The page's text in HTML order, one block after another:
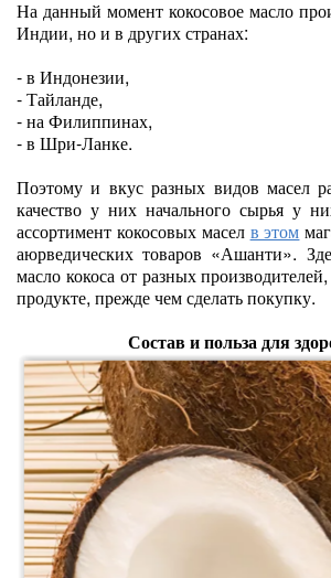
На данный момент кокосовое масло
Индии, но и в других странах:
-в Индонезии,
-Тайланде,
-на Филиппинах,
-в Шри-Ланке.
Поэтому и вкус разных видов масел
качество у них начального сырья у
ассортимент кокосовых масел в этом
аюрведических товаров «Ашанти».
масло кокоса от разных
продукте, прежде чем сделать покупку.
Состав и польза для